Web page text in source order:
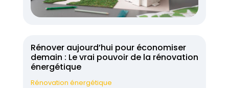
Rénover aujourd’hui pour économiser
demain : Le vrai pouvoir de la rénovation
énergétique
Rénovation énergétique